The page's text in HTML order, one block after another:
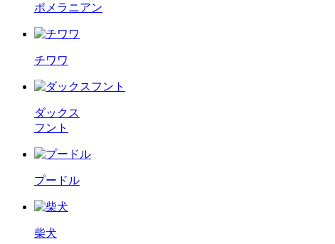
ポメラニアン
チワワ
ダックス
フント
プードル
柴犬